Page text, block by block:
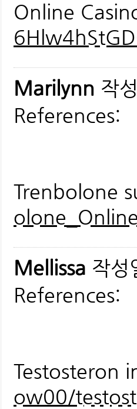
Online
Marilynn 작
References:
Trenbolone
Mellissa 작성
References:
Testosteron
ow00/